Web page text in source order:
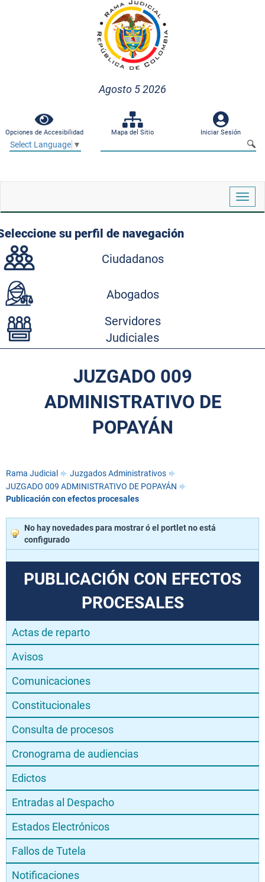
Agosto 5 2026
Opciones de Accesibilidad Mapa del Sitio Iniciar Sesión
Select Language ▼
su perfil de navegación
Ciudadanos
Abogados
Servidores
Judiciales
JUZGADO 009
ADMINISTRATIVO DE
POPAYÁN
Rama Judicial
Juzgados Administrativos
JUZGADO 009 ADMINISTRATIVO DE POPAYÁN
Publicación con efectos procesales
No hay novedades para mostrar ó el portlet no está
configurado
PUBLICACIÓN CON EFECTOS
PROCESALES
Actas de reparto
Avisos
Comunicaciones
Constitucionales
Consulta de procesos
Cronograma de audiencias
Edictos
Entradas al Despacho
Estados Electrónicos
Fallos de Tutela
Notificaciones